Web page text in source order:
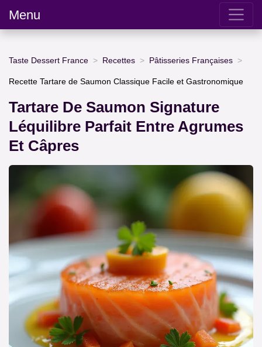
Menu
Taste Dessert France Recettes Pâtisseries Françaises
Recette Tartare de Saumon Classique Facile et Gastronomique
Tartare De Saumon Signature
Léquilibre Parfait Entre Agrumes
Et Câpres